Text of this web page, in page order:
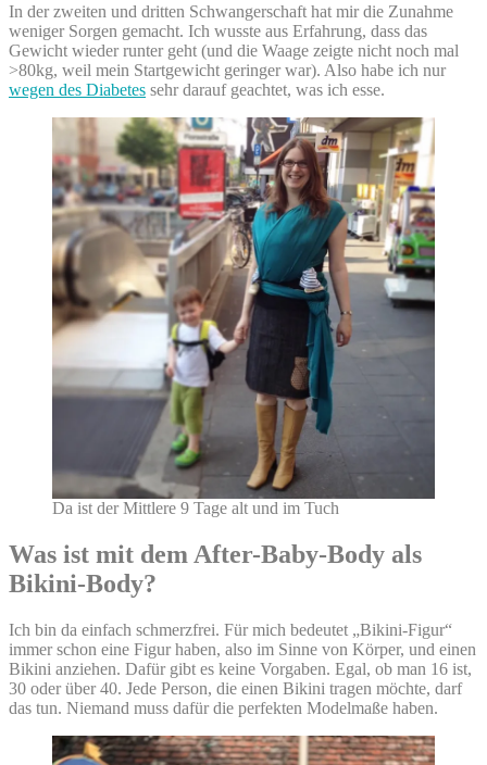
In der zweiten und dritten Schwangerschaft hat mir die Zunahme
weniger Sorgen gemacht. Ich wusste aus Erfahrung, dass das
Gewicht wieder runter geht (und die Waage zeigte nicht noch mal
>80kg, weil mein Startgewicht geringer war). Also habe ich nur
wegen des Diabetes sehr darauf geachtet, was ich esse.
Da ist der Mittlere 9 Tage alt und im Tuch
Was ist mit dem After-Baby-Body als
Bikini-Body?
Ich bin da einfach schmerzfrei. Für mich bedeutet „Bikini-Figur“
immer schon eine Figur haben, also im Sinne von Körper, und einen
Bikini anziehen. Dafür gibt es keine Vorgaben. Egal, ob man 16 ist,
30 oder über 40. Jede Person, die einen Bikini tragen möchte, darf
das tun. Niemand muss dafür die perfekten Modelmaße haben.